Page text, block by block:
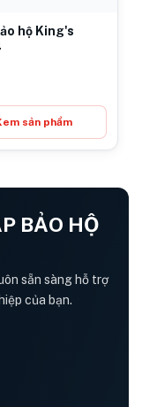
hộ King's
sản phẩm
BẢO HỘ
sẵn sàng hỗ trợ
của bạn.